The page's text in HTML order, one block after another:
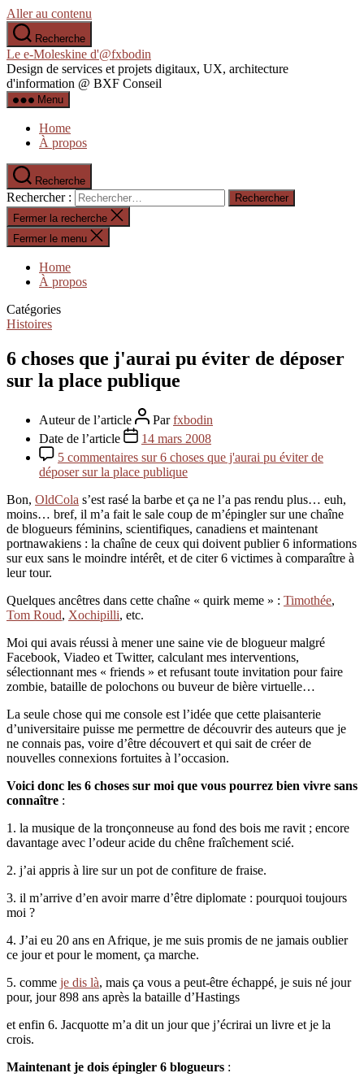
Aller au contenu
Recherche
Le e-Moleskine d'@fxbodin
Design de services et projets digitaux, UX, architecture
d'information @ BXF Conseil
Menu
Home
À propos
Recherche
Rechercher :
Fermer la recherche
Fermer le menu
Home
À propos
Catégories
Histoires
6 choses que j'aurai pu éviter de déposer
sur la place publique
Auteur de l’article Parfxbodin
Date de l’article
14 mars 2008
5 commentaires sur 6 choses que j'aurai pu éviter de
déposer sur la place publique
Bon, OldCola s’est rasé la barbe et ça ne l’a pas rendu plus… euh,
moins… bref, il m’a fait le sale coup de m’épingler sur une chaîne
de blogueurs féminins, scientifiques, canadiens et maintenant
portnawakiens : la chaîne de ceux qui doivent publier 6 informations
sur eux sans le moindre intérêt, et de citer 6 victimes à comparaître à
leur tour.
Quelques ancêtres dans cette chaîne « quirk meme » : Timothée,
Tom Roud, Xochipilli, etc.
Moi qui avais réussi à mener une saine vie de blogueur malgré
Facebook, Viadeo et Twitter, calculant mes interventions,
sélectionnant mes « friends » et refusant toute invitation pour faire
zombie, bataille de polochons ou buveur de bière virtuelle…
La seule chose qui me console est l’idée que cette plaisanterie
d’universitaire puisse me permettre de découvrir des auteurs que je
ne connais pas, voire d’être découvert et qui sait de créer de
nouvelles connexions fortuites à l’occasion.
Voici donc les 6 choses sur moi que vous pourrez bien vivre sans
connaître :
1. la musique de la tronçonneuse au fond des bois me ravit ; encore
davantage avec l’odeur acide du chêne fraîchement scié.
2. j’ai appris à lire sur un pot de confiture de fraise.
3. il m’arrive d’en avoir marre d’être diplomate : pourquoi toujours
moi ?
4. J’ai eu 20 ans en Afrique, je me suis promis de ne jamais oublier
ce jour et pour le moment, ça marche.
5. comme je dis là, mais ça vous a peut-être échappé, je suis né jour
pour, jour 898 ans après la bataille d’Hastings
et enfin 6. Jacquotte m’a dit un jour que j’écrirai un livre et je la
crois.
Maintenant je dois épingler 6 blogueurs :